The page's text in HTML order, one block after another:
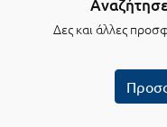
Δες και άλλες